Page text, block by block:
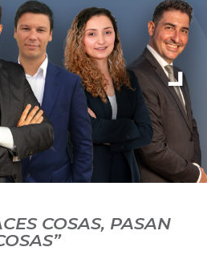
COSAS, PASAN